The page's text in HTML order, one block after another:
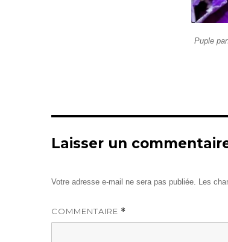
Puple
Laisser un
Votre adresse e-mail ne sera pas publiée. Les
COMMENTAIRE *